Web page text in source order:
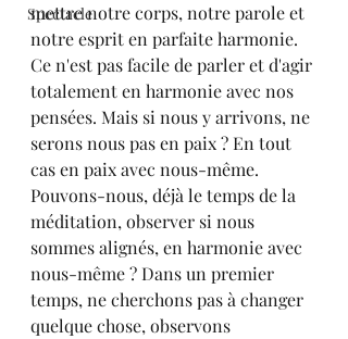
Spectacle
mettre notre corps, notre parole et
notre esprit en parfaite harmonie.
Ce n'est pas facile de parler et d'agir
totalement en harmonie avec nos
pensées. Mais si nous y arrivons, ne
serons nous pas en paix ? En tout
cas en paix avec nous-même.
Pouvons-nous, déjà le temps de la
méditation, observer si nous
sommes alignés, en harmonie avec
nous-même ? Dans un premier
temps, ne cherchons pas à changer
quelque chose, observons